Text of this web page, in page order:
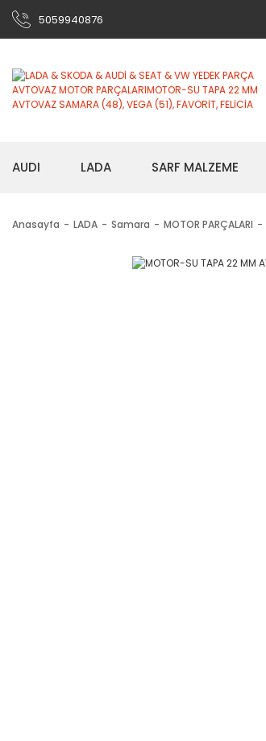
5059940876
AUDI LADA SARF MALZEME
Anasayfa LADA Samara MOTOR PARÇALARI